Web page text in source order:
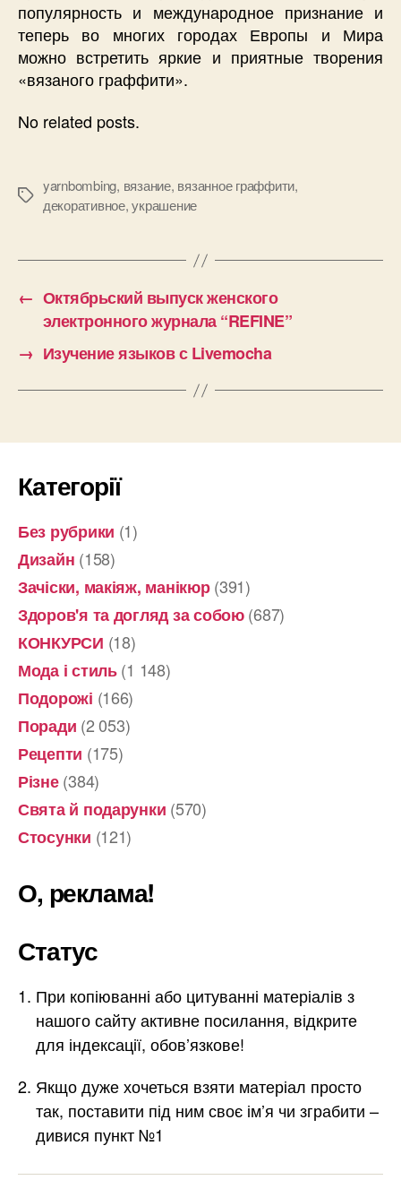
популярность и международное признание и
теперь во многих городах Европы и Мира
можно встретить яркие и приятные творения
«вязаного граффити».
No related posts.
Позначки
yarnbombing, вязание, вязанное граффити,
декоративное,украшение
← Октябрьский выпуск женского
электронного журнала “REFINE”
→ Изучение языков с Livemocha
Категорії
Без рубрики (1)
Дизайн (158)
Зачіски, макіяж, манікюр(391)
Здоров'я та догляд за собою(687)
КОНКУРСИ (18)
Мода і стиль(1 148)
Подорожі (166)
Поради (2 053)
Рецепти (175)
Різне(384)
Свята й подарунки (570)
Стосунки (121)
О, реклама!
Статус
При копіюванні або цитуванні матеріалів з
нашого сайту активне посилання, відкрите
для індексації, обов’язкове!
Якщо дуже хочеться взяти матеріал просто
так, поставити під ним своє ім’я чи зграбити –
дивися пункт №1